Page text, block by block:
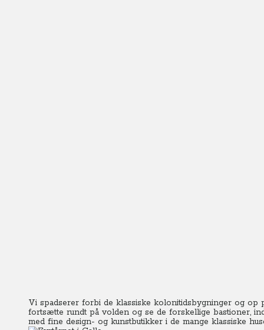
Vi spadserer forbi de klassiske kolonitidsbygninger og
fortsætte rundt på volden og se de forskellige bastioner,
med fine design- og kunstbutikker i de mange klassiske